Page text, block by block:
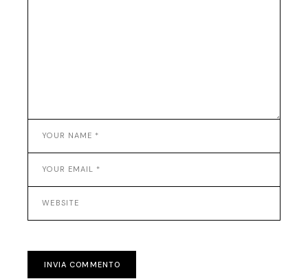
INVIA COMMENTO